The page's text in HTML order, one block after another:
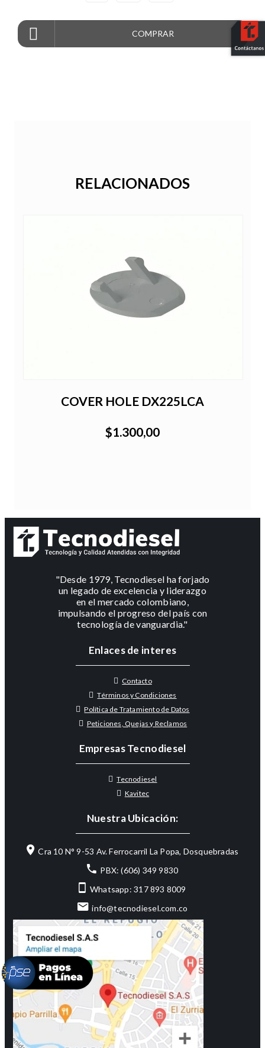
COMPRAR
RELACIONADOS
COVER HOLE DX225LCA
$1.300,00
"Desde 1979, Tecnodiesel ha forjado
un legado de excelencia y liderazgo
en el mercado colombiano,
impulsando el progreso del país con
tecnología de vanguardia."
Enlaces de interes
Contacto
Términos y Condiciones
Política de Tratamiento de Datos
Peticiones, Quejas y Reclamos
Empresas Tecnodiesel
Tecnodiesel
Kavitec
Nuestra Ubicación:
Cra 10 N° 9-53 Av. Ferrocarril La Popa, Dosquebradas
PBX: (606) 349 9830
Whatsapp: 317 893 8009
info@tecnodiesel.com.co